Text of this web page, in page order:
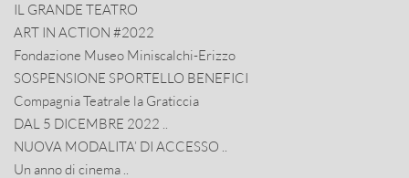
IL GRANDE TEATRO
ART IN ACTION #2022
Fondazione Museo Miniscalchi-Erizzo
SOSPENSIONE SPORTELLO BENEFICI
Compagnia Teatrale la Graticcia
DAL 5 DICEMBRE 2022 ..
NUOVA MODALITA’ DI ACCESSO ..
Un anno di cinema ..